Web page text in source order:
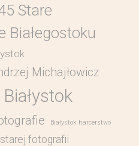
Stare
Białegostoku
Michajłowicz
Białystok
Białystok harcerstwo
starej fotografii